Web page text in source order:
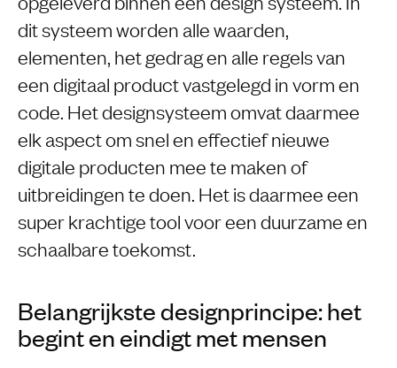
dit systeem worden alle waarden,
elementen, het gedrag en alle regels van
een digitaal product vastgelegd in vorm en
code. Het designsysteem omvat daarmee
elk aspect om snel en effectief nieuwe
digitale producten mee te maken of
uitbreidingen te doen. Het is daarmee een
super krachtige tool voor een duurzame en
schaalbare toekomst.
Belangrijkste designprincipe: het
begint en eindigt met mensen